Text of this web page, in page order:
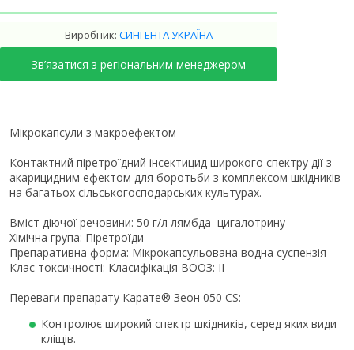
Виробник: СИНГЕНТА УКРАЇНА
Зв’язатися з регіональним менеджером
Мікрокапсули з макроефектом
Контактний піретроїдний інсектицид широкого спектру дії з
акарицидним ефектом для боротьби з комплексом шкідників
на багатьох сільськогосподарських культурах.
Вміст діючої речовини: 50 г/л лямбда–цигалотрину
Хімічна група: Піретроїди
Препаративна форма: Мікрокапсульована водна суспензія
Клас токсичності: Класифікація ВООЗ: II
Переваги препарату Карате® Зеон 050 CS:
Контролює широкий спектр шкідників, серед яких види
кліщів.